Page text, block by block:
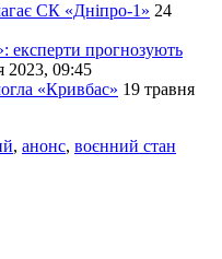
СК «Дніпро-1» 24
прогнозують
2023, 09:45
«Кривбас» 19 травня
, анонс, воєнний стан